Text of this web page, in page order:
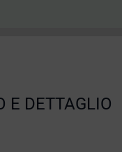
E DETTAGLIO